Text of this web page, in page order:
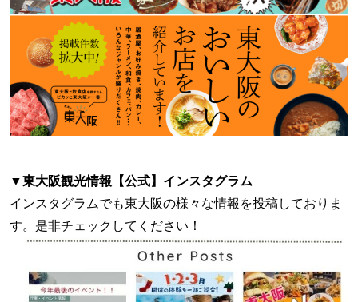
▼東大阪観光情報【公式】インスタグラム
インスタグラムでも東大阪の様々な情報を投稿しておりま
す。是非チェックしてください！